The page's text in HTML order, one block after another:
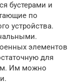
бустерами и
по
устройства.
элементов
для
Им можно